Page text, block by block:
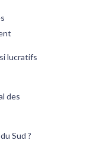
lucratifs
des
Sud ?